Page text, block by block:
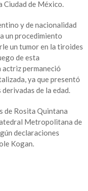
de México.
y de nacionalidad
un procedimiento
un tumor en la tiroides
de esta
permaneció
ya que presentó
de la edad.
de Rosita Quintana
Metropolitana de
declaraciones
Kogan.